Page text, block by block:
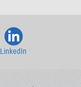
LinkedIn